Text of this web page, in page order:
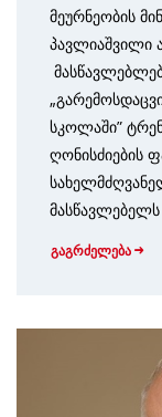
მეურნეობის
პავლიაშვილი
სკოლაში”
ღონისძიების
გაგრძელება